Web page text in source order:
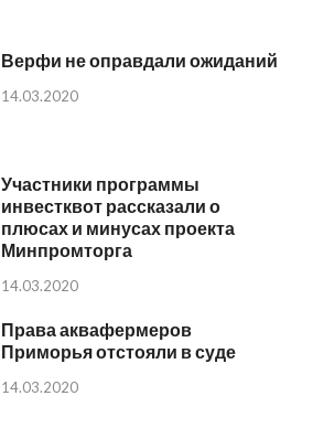
Верфи не оправдали ожиданий
14.03.2020
Участники программы
инвестквот рассказали о
плюсах и минусах проекта
Минпромторга
14.03.2020
Права аквафермеров
Приморья отстояли в суде
14.03.2020